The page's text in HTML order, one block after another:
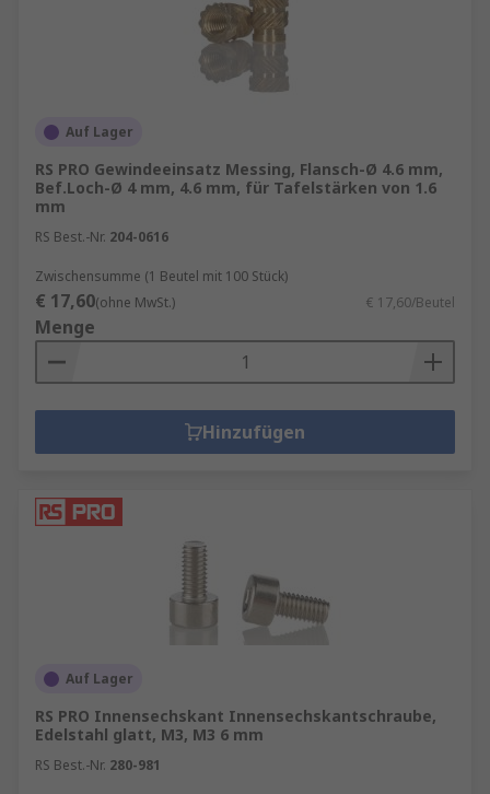
Auf Lager
RS PRO Gewindeeinsatz Messing, Flansch-Ø 4.6 mm,
Bef.Loch-Ø 4 mm, 4.6 mm, für Tafelstärken von 1.6
mm
RS Best.-Nr. 204-0616
Zwischensumme (1 Beutel mit 100 Stück)
€ 17,60(ohne MwSt.) € 17,60/Beutel
Menge
Hinzufügen
Auf Lager
RS PRO Innensechskant Innensechskantschraube,
Edelstahl glatt, M3, M3 6 mm
RS Best.-Nr. 280-981